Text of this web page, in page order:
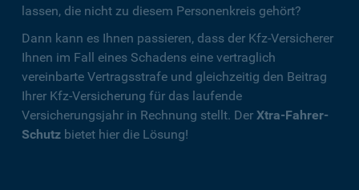
lassen, die nicht zu diesem Personenkreis gehört?
Dann kann es Ihnen passieren, dass der Kfz-Versicherer
Ihnen im Fall eines Schadens eine vertraglich
vereinbarte Vertragsstrafe und gleichzeitig den Beitrag
Ihrer Kfz-Versicherung für das laufende
Versicherungsjahr in Rechnung stellt. Der Xtra-Fahrer-
Schutz bietet hier die Lösung!